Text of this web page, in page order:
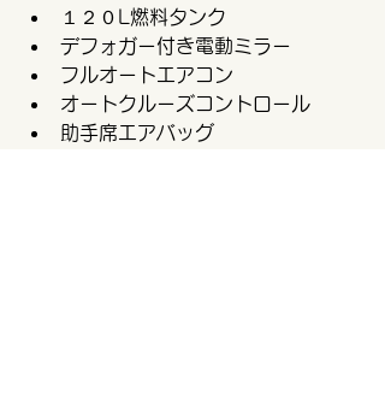
１２０L燃料タンク
デフォガー付き電動ミラー
フルオートエアコン
オートクルーズコントロール
助手席エアバッグ